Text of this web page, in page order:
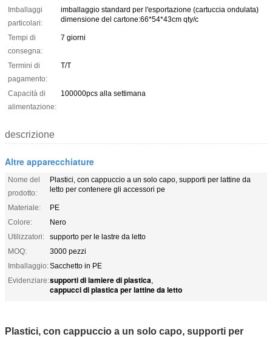
Imballaggi
particolari:
imballaggio standard per l'esportazione (cartuccia ondulata)
dimensione del cartone:66*54*43cm qty/c
Tempi di
consegna:
7 giorni
Termini di
pagamento:
T/T
Capacità di
alimentazione:
100000pcs alla settimana
descrizione
Altre apparecchiature
Nome del
prodotto:
Plastici, con cappuccio a un solo capo, supporti per lattine da
letto per contenere gli accessori pe
Materiale:
PE
Colore:
Nero
Utilizzatori:
supporto per le lastre da letto
MOQ:
3000 pezzi
Imballaggio:Sacchetto in PE
Evidenziare:supporti di lamiere di plastica,
cappucci di plastica per lattine da letto
Plastici, con cappuccio a un solo capo, supporti per